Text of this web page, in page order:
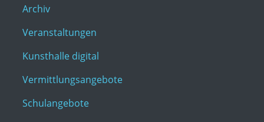
Archiv
Veranstaltungen
Kunsthalle digital
Vermittlungsangebote
Schulangebote